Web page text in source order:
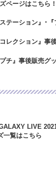
す。キャラメガ
手ながら、キ
ていただきま
がら、キャラメ
ご注文・お問い
1月26日（水）
2022年1月19
かけいたします